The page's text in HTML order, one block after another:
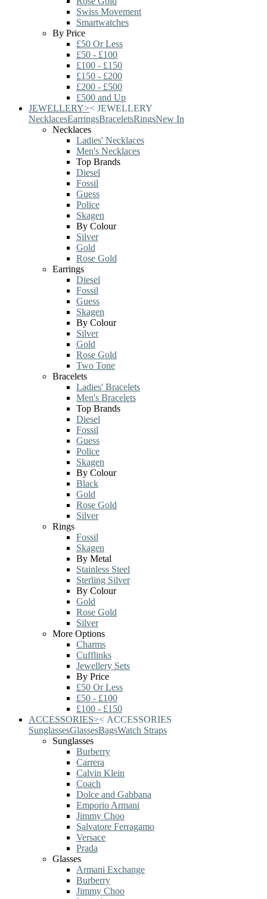
Swiss Movement
Smartwatches
By Price
£50 Or Less
£50 - £100
£100 - £150
£150 - £200
£200 - £500
£500 and Up
JEWELLERY>< JEWELLERY
NecklacesEarringsBraceletsRingsNew In
Necklaces
Ladies' Necklaces
Men's Necklaces
Top Brands
Diesel
Fossil
Guess
Police
Skagen
By Colour
Silver
Gold
Rose Gold
Earrings
Diesel
Fossil
Guess
Skagen
By Colour
Silver
Gold
Rose Gold
Two Tone
Bracelets
Ladies' Bracelets
Men's Bracelets
Top Brands
Diesel
Fossil
Guess
Police
Skagen
By Colour
Black
Gold
Rose Gold
Silver
Rings
Fossil
Skagen
By Metal
Stainless Steel
Sterling Silver
By Colour
Gold
Rose Gold
Silver
More Options
Charms
Cufflinks
Jewellery Sets
By Price
£50 Or Less
£50 - £100
£100 - £150
ACCESSORIES>< ACCESSORIES
SunglassesGlassesBagsWatch Straps
Sunglasses
Burberry
Carrera
Calvin Klein
Coach
Dolce and Gabbana
Emporio Armani
Jimmy Choo
Salvatore Ferragamo
Versace
Prada
Glasses
Armani Exchange
Burberry
Jimmy Choo